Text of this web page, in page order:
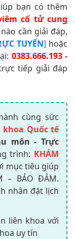
bạn có thêm
cổ tử cung
cần giải đáp,
TUYẾN] hoặc
0383.666.193 -
tiếp giải đáp
cùng sức
Quốc tế
môn - Trực
trình: KHÁM
mục tiêu giúp
– BẢO ĐẢM.
nhân đặt lịch
liên khoa với
uy tín